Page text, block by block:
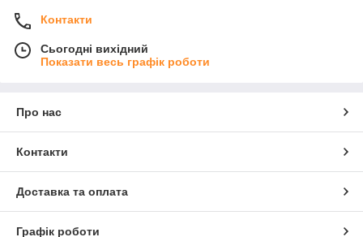
Контакти
Сьогодні вихідний
Показати весь графік роботи
Про нас
Контакти
Доставка та оплата
Графік роботи